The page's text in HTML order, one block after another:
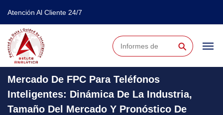
Atención Al Cliente 24/7
⚲
Mercado De FPC Para Teléfonos
Inteligentes: Dinámica De La Industria,
Tamaño Del Mercado Y Pronóstico De